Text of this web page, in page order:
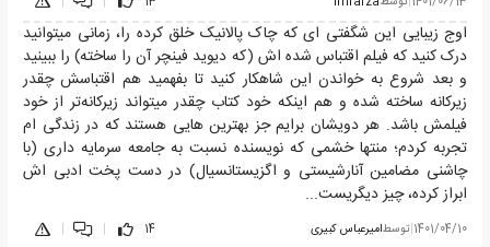
اوج زیبایی این شگفتی ای که چاک پالانیک خلق کرده را، زمانی میتوانید
درک کنید که فیلم اقتباس شده اش (که دیوید فینچر آن را ساخته) را ببینید
و بعد شروع به خواندن این شاهکار کنید تا بفهمید هم اقتباسش چقدر
زیرکانه ساخته شده و هم اینکه خود کتاب چقدر میتواند زیرکانه‌تر از خود
فیلمش باشد. هر دویشان برایم جز بهترین هایی هستند که در زندگی ام
تجربه کردم؛ منتها خشمی که نویسنده نسبت به جامعه سرمایه داری (با
چاشنی مضامین آنارشیستی و اگزیستانسیال) در دست پخت ادبی اش
ابراز کرده، چیز دیگریست...
1401/04/10 توسطامیرعباس کبیری 14